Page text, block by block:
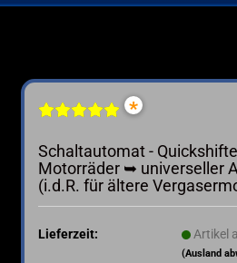
BMW
DUCATI
MV-Agusta
YAMAHA
*
Schaltautomat -
Motorräder ➥ universeller
(i.d.R. für ältere
Lieferzeit: Artikel
(Ausland